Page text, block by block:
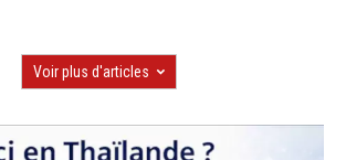
Voir plus d'articles